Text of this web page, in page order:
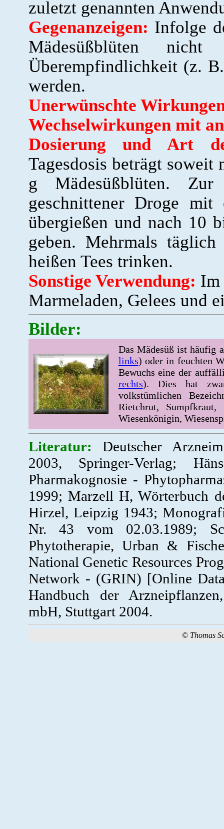
zuletzt genannten
Gegenanzeigen: Infolge
Mädesüßblüten
Überempfindlichkeit (z.
werden.
Unerwünschte
Wechselwirkungen mit
Dosierung und Art
Tagesdosis beträgt
g Mädesüßblüten. Zur
geschnittener Droge mit
übergießen und nach 10
geben. Mehrmals
heißen Tees trinken.
Sonstige Verwendung: Im
Marmeladen, Gelees und
Bilder:
Das Mädesüß ist häufig
links) oder in feuchten
Bewuchs eine der
rechts). Dies hat
volkstümlichen
Rietchrut, Sumpfkraut,
Wiesenkönigin,
Literatur: Deutscher
2003, Springer-Verlag;
Pharmakognosie -
1999; Marzell H, Wörterbuch
Hirzel, Leipzig 1943;
Nr. 43 vom 02.03.1989;
Phytotherapie, Urban &
National Genetic Resources
Network - (GRIN) [Online
Handbuch der
mbH, Stuttgart 2004.
© Thomas